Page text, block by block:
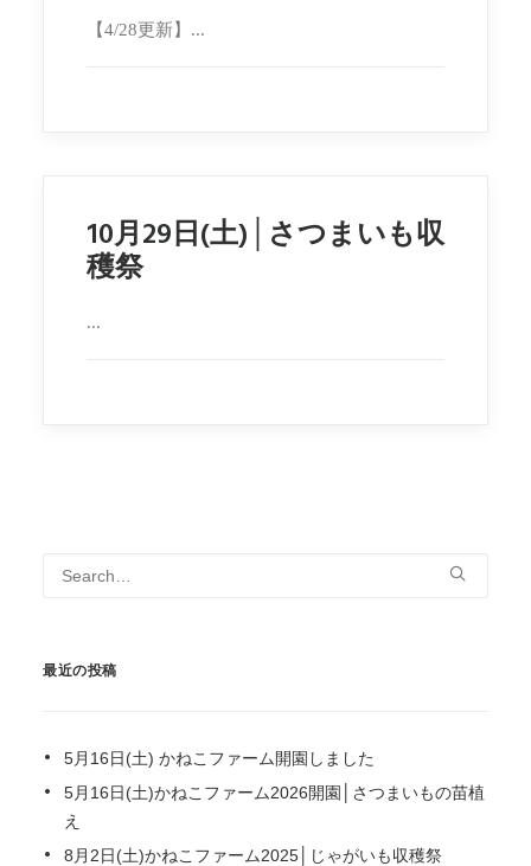
【4/28更新】...
10月29日(土)│さつまいも収
穫祭
...
最近の投稿
5月16日(土) かねこファーム開園しました
5月16日(土)かねこファーム2026開園│さつまいもの苗植
え
8月2日(土)かねこファーム2025│じゃがいも収穫祭